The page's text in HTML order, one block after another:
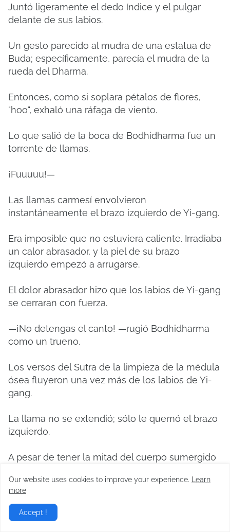
Juntó ligeramente el dedo índice y el pulgar
delante de sus labios.
Un gesto parecido al mudra de una estatua de
Buda; específicamente, parecía el mudra de la
rueda del Dharma.
Entonces, como si soplara pétalos de flores,
"hoo", exhaló una ráfaga de viento.
Lo que salió de la boca de Bodhidharma fue un
torrente de llamas.
¡Fuuuuu!—
Las llamas carmesí envolvieron
instantáneamente el brazo izquierdo de Yi-gang.
Era imposible que no estuviera caliente. Irradiaba
un calor abrasador, y la piel de su brazo
izquierdo empezó a arrugarse.
El dolor abrasador hizo que los labios de Yi-gang
se cerraran con fuerza.
—¡No detengas el canto! —rugió Bodhidharma
como un trueno.
Los versos del Sutra de la limpieza de la médula
ósea fluyeron una vez más de los labios de Yi-
gang.
La llama no se extendió; sólo le quemó el brazo
izquierdo.
A pesar de tener la mitad del cuerpo sumergido
espalda.
Bodhidharma murmuró para sí mismo: «Mmm,
qué suerte que esta vez haya conseguido el
Our website uses cookies to improve your experience.
Learn
more
Accept !